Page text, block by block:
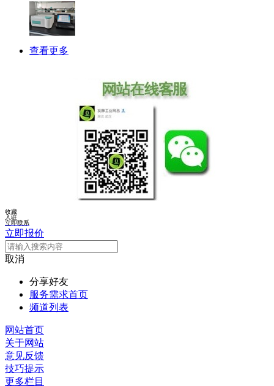
查看更多
收藏
入驻
立即联系
立即报价
取消
分享好友
服务需求首页
频道列表
网站首页
关于网站
意见反馈
技巧提示
更多栏目